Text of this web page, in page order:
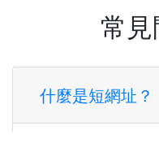
常
什麼是短網址？